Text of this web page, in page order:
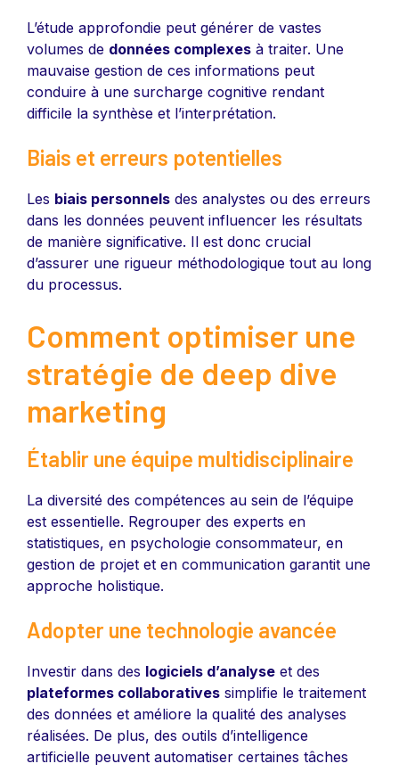
L’étude approfondie peut générer de vastes
volumes de données complexes à traiter. Une
mauvaise gestion de ces informations peut
conduire à une surcharge cognitive rendant
difficile la synthèse et l’interprétation.
Biais et erreurs potentielles
Les biais personnels des analystes ou des erreurs
dans les données peuvent influencer les résultats
de manière significative. Il est donc crucial
d’assurer une rigueur méthodologique tout au long
du processus.
Comment optimiser une
stratégie de deep dive
marketing
Établir une équipe multidisciplinaire
La diversité des compétences au sein de l’équipe
est essentielle. Regrouper des experts en
statistiques, en psychologie consommateur, en
gestion de projet et en communication garantit une
approche holistique.
Adopter une technologie avancée
Investir dans des logiciels d’analyse et des
plateformes collaboratives simplifie le traitement
des données et améliore la qualité des analyses
réalisées. De plus, des outils d’intelligence
artificielle peuvent automatiser certaines tâches